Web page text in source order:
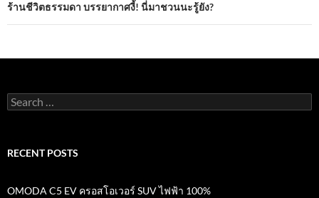
ร้านชีวิตธรรมดา บรรยากาศงี้! นี่มาชวนนะรู้ยัง?
Search
for:
RECENT POSTS
OMODA C5 EV ครอสโอเวอร์ SUV ไฟฟ้า 100%